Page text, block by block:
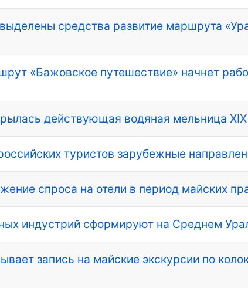
средства развитие маршрута
«Бажовское путешествие» начнет
действующая водяная мельница XIX
туристов зарубежные
спроса на отели в период майских
индустрий сформируют на Среднем
запись на майские экскурсии по